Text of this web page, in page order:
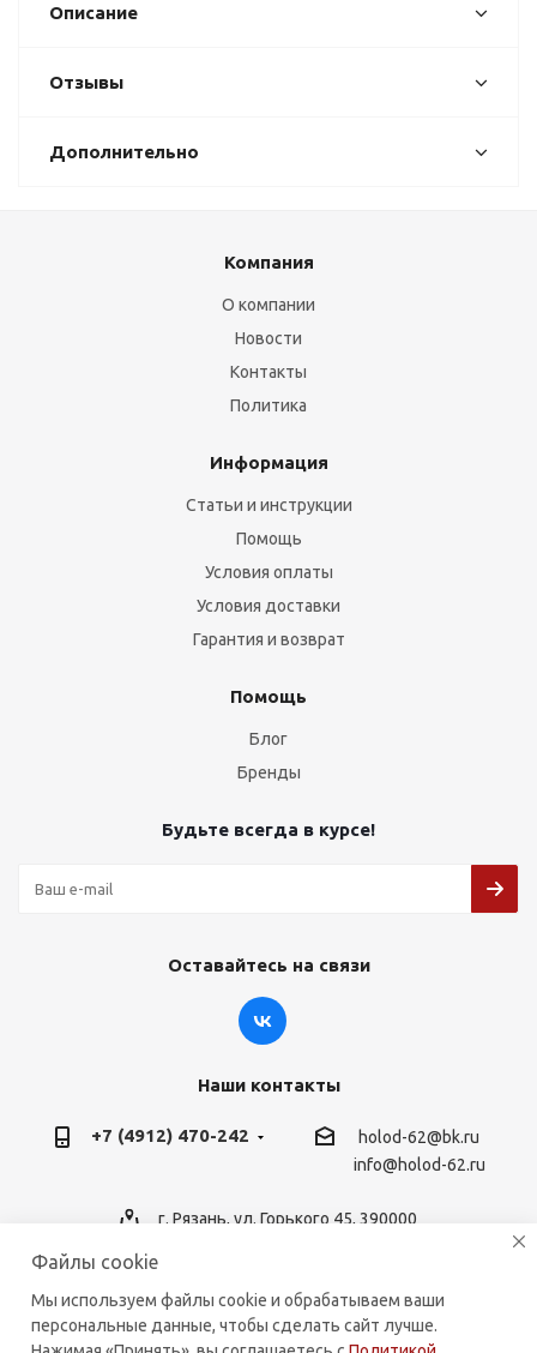
Описание
Отзывы
Дополнительно
Компания
О компании
Новости
Контакты
Политика
Информация
Статьи и инструкции
Помощь
Условия оплаты
Условия доставки
Гарантия и возврат
Помощь
Блог
Бренды
Будьте всегда в курсе!
Оставайтесь на связи
Наши контакты
+7 (4912) 470-242
holod-62@bk.ru
info@holod-62.ru
г. Рязань, ул. Горького 45, 390000
2026 © holod-62.ru. Комплектующие для бытовой и
Файлы cookie
Мы используем файлы cookie и обрабатываем ваши
персональные данные, чтобы сделать сайт лучше.